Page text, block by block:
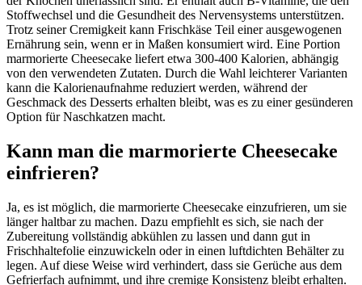
Stoffwechsel und die Gesundheit des Nervensystems unterstützen.
Trotz seiner Cremigkeit kann Frischkäse Teil einer ausgewogenen
Ernährung sein, wenn er in Maßen konsumiert wird. Eine Portion
marmorierte Cheesecake liefert etwa 300-400 Kalorien, abhängig
von den verwendeten Zutaten. Durch die Wahl leichterer Varianten
kann die Kalorienaufnahme reduziert werden, während der
Geschmack des Desserts erhalten bleibt, was es zu einer gesünderen
Option für Naschkatzen macht.
Kann man die marmorierte Cheesecake
einfrieren?
Ja, es ist möglich, die marmorierte Cheesecake einzufrieren, um sie
länger haltbar zu machen. Dazu empfiehlt es sich, sie nach der
Zubereitung vollständig abkühlen zu lassen und dann gut in
Frischhaltefolie einzuwickeln oder in einen luftdichten Behälter zu
legen. Auf diese Weise wird verhindert, dass sie Gerüche aus dem
Gefrierfach aufnimmt, und ihre cremige Konsistenz bleibt erhalten.